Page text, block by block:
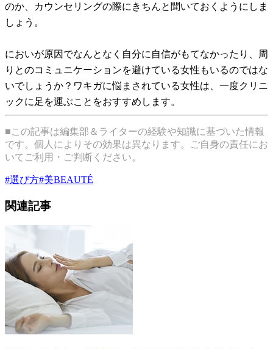
のか、カウンセリングの際にきちんと聞いておくようにしま
しょう。
においが原因でなんとなく自分に自信がもてなかったり、周
りとのコミュニケーションを避けている女性もいるのではな
いでしょうか？ワキガに悩まされている女性は、一度クリニ
ックに足を運ぶことをおすすめします。
■この記事は編集部＆ライターの経験や知識に基づいた情報
です。個人によりその効果は異なります。ご自身の責任にお
いてご利用・ご判断ください。
#選び方#美BEAUTÉ
関連記事